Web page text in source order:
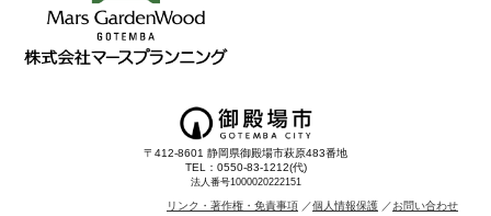
〒412-8601 静岡県御殿場市萩原483番地
TEL：0550-83-1212(代)
法人番号1000020222151
リンク・著作権・免責事項 個人情報保護 お問い合わせ